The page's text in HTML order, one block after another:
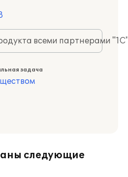
всеми партнерами
задача
следующие